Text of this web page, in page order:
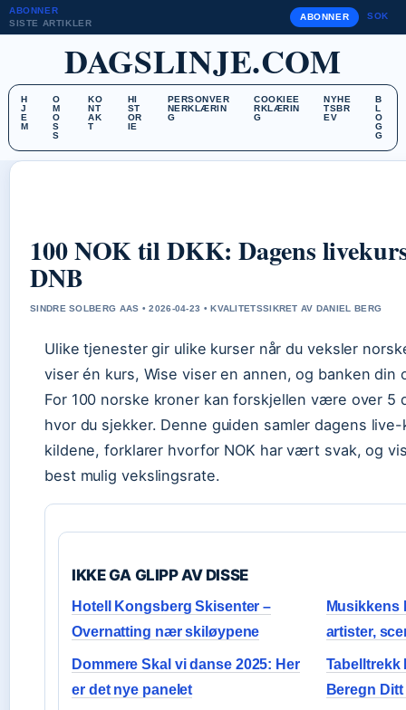
ABONNER
SISTE ARTIKLER
ABONNER SOK
DAGSLINJE.COM
H
J
E
M
O
M
O
S
S
KO
NT
AK
T
HI
ST
OR
IE
PERSONVER
NERKLÆRIN
G
COOKIEE
RKLÆRIN
G
NYHE
TSBR
EV
B
L
O
G
G
100 NOK til DKK: Dagens
DNB
SINDRE SOLBERG AAS • 2026-04-23 • KVALITETSSIKRET AV DANIEL BERG
Ulike tjenester gir ulike kurser når du veksler
viser én kurs, Wise viser en annen, og banken din
For 100 norske kroner kan forskjellen være over 5
hvor du sjekker. Denne guiden samler dagens
kildene, forklarer hvorfor NOK har vært svak, og
best mulig vekslingsrate.
IKKE GA GLIPP AV DISSE
Hotell Kongsberg Skisenter –
Overnatting nær skiløypene
Musikkens
artister,
Dommere Skal vi danse 2025: Her
er det nye panelet
Tabelltrekk
Beregn